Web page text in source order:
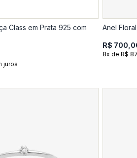
Class em Prata 925 com
juros
Anel
R$
8x de R$